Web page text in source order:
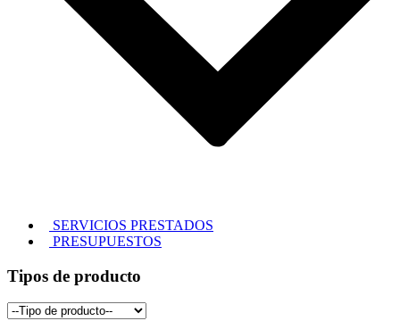
SERVICIOS PRESTADOS
PRESUPUESTOS
Tipos de producto